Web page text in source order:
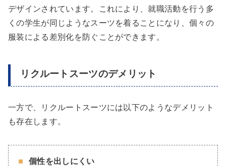
デザインされています。これにより、就職活動を行う多
くの学生が同じようなスーツを着ることになり、個々の
服装による差別化を防ぐことができます。
リクルートスーツのデメリット
一方で、リクルートスーツには以下のようなデメリット
も存在します。
個性を出しにくい